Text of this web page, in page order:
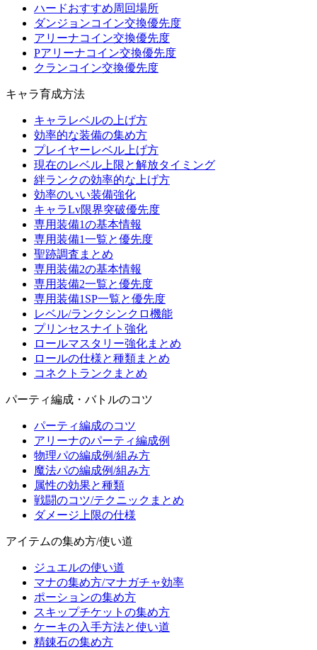
ハードおすすめ周回場所
ダンジョンコイン交換優先度
アリーナコイン交換優先度
Pアリーナコイン交換優先度
クランコイン交換優先度
キャラ育成方法
キャラレベルの上げ方
効率的な装備の集め方
プレイヤーレベル上げ方
現在のレベル上限と解放タイミング
絆ランクの効率的な上げ方
効率のいい装備強化
キャラLv限界突破優先度
専用装備1の基本情報
専用装備1一覧と優先度
聖跡調査まとめ
専用装備2の基本情報
専用装備2一覧と優先度
専用装備1SP一覧と優先度
レベル/ランクシンクロ機能
プリンセスナイト強化
ロールマスタリー強化まとめ
ロールの仕様と種類まとめ
コネクトランクまとめ
パーティ編成・バトルのコツ
パーティ編成のコツ
アリーナのパーティ編成例
物理パの編成例/組み方
魔法パの編成例/組み方
属性の効果と種類
戦闘のコツ/テクニックまとめ
ダメージ上限の仕様
アイテムの集め方/使い道
ジュエルの使い道
マナの集め方/マナガチャ効率
ポーションの集め方
スキップチケットの集め方
ケーキの入手方法と使い道
精錬石の集め方